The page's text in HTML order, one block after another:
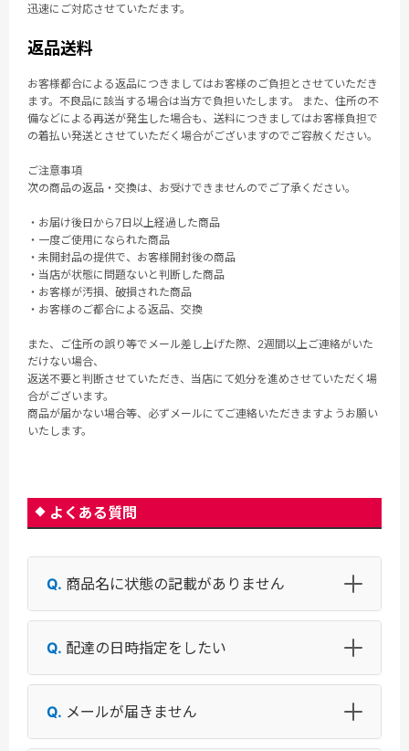
迅速にご対応させていただます。
返品送料
お客様都合による返品につきましてはお客様のご負担とさせていただき
ます。不良品に該当する場合は当方で負担いたします。 また、住所の不
備などによる再送が発生した場合も、送料につきましてはお客様負担で
の着払い発送とさせていただく場合がございますのでご容赦ください。
ご注意事項
次の商品の返品・交換は、お受けできませんのでご了承ください。
・お届け後日から7日以上経過した商品
・一度ご使用になられた商品
・未開封品の提供で、お客様開封後の商品
・当店が状態に問題ないと判断した商品
・お客様が汚損、破損された商品
・お客様のご都合による返品、交換
また、ご住所の誤り等でメール差し上げた際、2週間以上ご連絡がいた
だけない場合、
返送不要と判断させていただき、当店にて処分を進めさせていただく場
合がございます。
商品が届かない場合等、必ずメールにてご連絡いただきますようお願い
いたします。
よくある質問
商品名に状態の記載がありません
配達の日時指定をしたい
メールが届きません